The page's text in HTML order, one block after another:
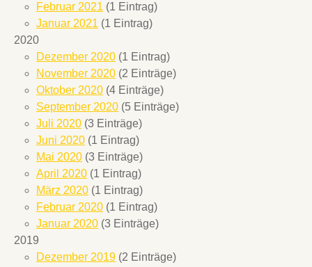
Februar 2021 (1 Eintrag)
Januar 2021 (1 Eintrag)
2020
Dezember 2020 (1 Eintrag)
November 2020 (2 Einträge)
Oktober 2020 (4 Einträge)
September 2020 (5 Einträge)
Juli 2020 (3 Einträge)
Juni 2020 (1 Eintrag)
Mai 2020 (3 Einträge)
April 2020 (1 Eintrag)
März 2020 (1 Eintrag)
Februar 2020 (1 Eintrag)
Januar 2020 (3 Einträge)
2019
Dezember 2019 (2 Einträge)